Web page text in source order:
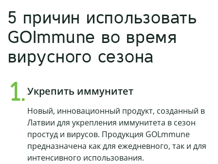
5 причин использовать
GOImmune во время
вирусного сезона
Укрепить иммунитет
Новый, инновационный продукт, созданный в
Латвии для укрепления иммунитета в сезон
простуд и вирусов. Продукция GOLmmune
предназначена как для ежедневного, так и для
интенсивного использования.